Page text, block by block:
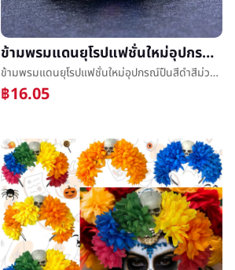
ข้ามพรมแดนยุโรปแฟชั่นใหม่อุปกรณ์ปืนสีดำสีม่วงเพทายกลวงออกแบบแหวนวันฮาโลวีนนางสาวแหวนน้ำขึ้นน้ำลง
ข้ามพรมแดนยุโรปแฟชั่นใหม่อุปกรณ์ปืนสีดำสีม่วงเพทายกลวงออกแบบแหวนวันฮาโลวีนนางสาวแหวนน้ำขึ้นน้ำลง
฿16.05